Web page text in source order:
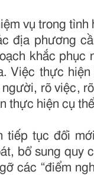
vụ trong tình
địa phương
khắc phục
Việc thực hiện
người, rõ việc,
thực hiện cụ
tiếp tục đổi
bổ sung quy
các “điểm